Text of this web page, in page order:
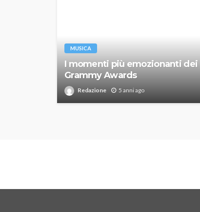
MUSICA
I momenti più emozionanti dei
Grammy Awards
Redazione 5 anni ago